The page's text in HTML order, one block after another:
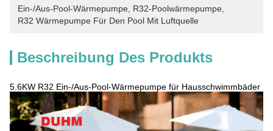
Ein-/Aus-Pool-Wärmepumpe R32-Poolwärmepumpe
R32 Wärmepumpe Für Den Pool Mit Luftquelle
Beschreibung Des Produkts
5.6KW R32 Ein-/Aus-Pool-Wärmepumpe für Hausschwimmbäder